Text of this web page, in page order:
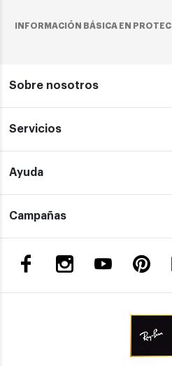
INFORMACIÓN BÁSICA EN
Sobre nosotros
Servicios
Ayuda
Campañas